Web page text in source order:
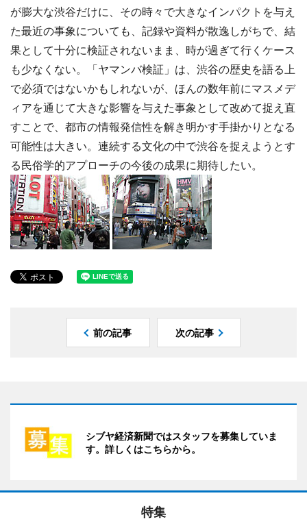
が膨大な渋谷だけに、その時々で大きなインパクトを与え
た最近の事象についても、記録や資料が散逸しがちで、結
果として十分に検証されないまま、時が過ぎて行くケース
も少なくない。「ヤマンバ検証」は、渋谷の歴史を語る上
で必須ではないかもしれないが、ほんの数年前にマスメデ
ィアを通じて大きな影響を与えた事象として改めて捉え直
すことで、都市の情報発信性を解き明かす手掛かりとなる
可能性は大きい。連続する文化の中で渋谷を捉えようとす
る民俗学的アプローチの今後の成果に期待したい。
前の記事 次の記事
シブヤ経済新聞ではスタッフを募集していま
す。詳しくはこちらから。
特集